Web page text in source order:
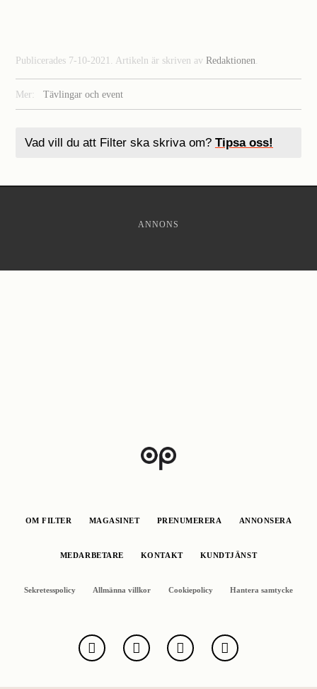
Publicerades 7-10-2021. Artikeln är skriven avRedaktionen.
Mer: Tävlingar och event
Vad vill du att Filter ska skriva om? Tipsa oss!
ANNONS
OM FILTER MAGASINET PRENUMERERA ANNONSERA
MEDARBETARE KONTAKT KUNDTJÄNST
Sekretesspolicy Allmänna villkor Cookiepolicy Hantera samtycke